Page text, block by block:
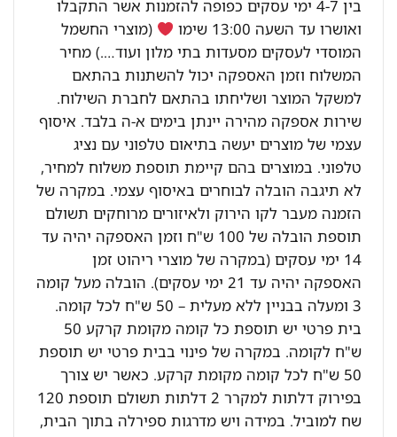
בין 4-7 ימי עסקים כפופה להזמנות אשר התקבלו
ואושרו עד השעה 13:00 שימו
(מוצרי החשמל
המוסדי לעסקים מסעדות בתי מלון ועוד….) מחיר
המשלוח וזמן האספקה יכול להשתנות בהתאם
למשקל המוצר ושליחתו בהתאם לחברת השילוח.
שירות אספקה מהירה יינתן בימים א-ה בלבד. איסוף
עצמי של מוצרים יעשה בתיאום טלפוני עם נציג
טלפוני. במוצרים בהם קיימת תוספת משלוח למחיר,
לא תיגבה הובלה לבוחרים באיסוף עצמי. במקרה של
הזמנה מעבר לקו הירוק ולאיזורים מרוחקים תשולם
תוספת הובלה של 100 ש"ח וזמן האספקה יהיה עד
14 ימי עסקים (במקרה של מוצרי ריהוט זמן
האספקה יהיה עד 21 ימי עסקים). הובלה מעל קומה
3 ומעלה בבניין ללא מעלית – 50 ש"ח לכל קומה.
בית פרטי יש תוספת כל קומה מקומת קרקע 50
ש"ח לקומה. במקרה של פינוי בבית פרטי יש תוספת
50 ש"ח לכל קומה מקומת קרקע. כאשר יש צורך
בפירוק דלתות למקרר 2 דלתות תשולם תוספת 120
שח למוביל. במידה ויש מדרגות ספירלה בתוך הבית,